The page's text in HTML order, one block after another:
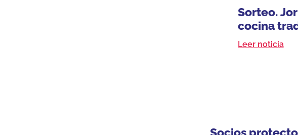
Sorteo.
cocina
Leer noticia
Socios